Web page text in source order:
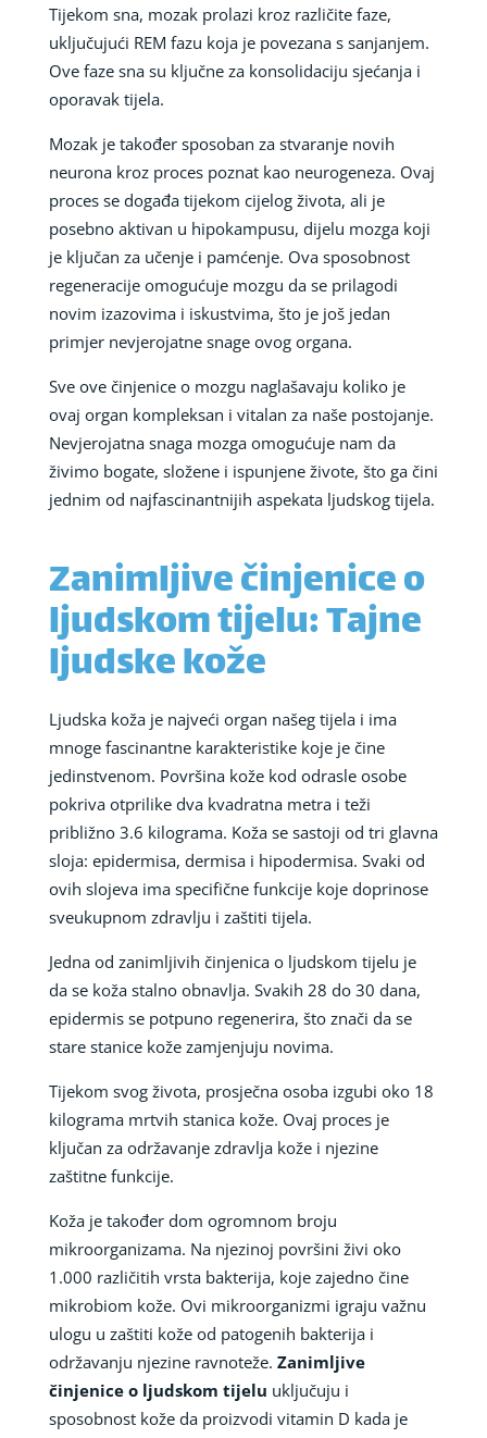
Tijekom sna, mozak prolazi kroz različite faze,
uključujući REM fazu koja je povezana s sanjanjem.
Ove faze sna su ključne za konsolidaciju sjećanja i
oporavak tijela.
Mozak je također sposoban za stvaranje novih
neurona kroz proces poznat kao neurogeneza. Ovaj
proces se događa tijekom cijelog života, ali je
posebno aktivan u hipokampusu, dijelu mozga koji
je ključan za učenje i pamćenje. Ova sposobnost
regeneracije omogućuje mozgu da se prilagodi
novim izazovima i iskustvima, što je još jedan
primjer nevjerojatne snage ovog organa.
Sve ove činjenice o mozgu naglašavaju koliko je
ovaj organ kompleksan i vitalan za naše postojanje.
Nevjerojatna snaga mozga omogućuje nam da
živimo bogate, složene i ispunjene živote, što ga čini
jednim od najfascinantnijih aspekata ljudskog tijela.
Zanimljive činjenice o
ljudskom tijelu: Tajne
ljudske kože
Ljudska koža je najveći organ našeg tijela i ima
mnoge fascinantne karakteristike koje je čine
jedinstvenom. Površina kože kod odrasle osobe
pokriva otprilike dva kvadratna metra i teži
približno 3.6 kilograma. Koža se sastoji od tri glavna
sloja: epidermisa, dermisa i hipodermisa. Svaki od
ovih slojeva ima specifične funkcije koje doprinose
sveukupnom zdravlju i zaštiti tijela.
Jedna od zanimljivih činjenica o ljudskom tijelu je
da se koža stalno obnavlja. Svakih 28 do 30 dana,
epidermis se potpuno regenerira, što znači da se
stare stanice kože zamjenjuju novima.
Tijekom svog života, prosječna osoba izgubi oko 18
kilograma mrtvih stanica kože. Ovaj proces je
ključan za održavanje zdravlja kože i njezine
zaštitne funkcije.
Koža je također dom ogromnom broju
mikroorganizama. Na njezinoj površini živi oko
1.000 različitih vrsta bakterija, koje zajedno čine
mikrobiom kože. Ovi mikroorganizmi igraju važnu
ulogu u zaštiti kože od patogenih bakterija i
održavanju njezine ravnoteže. Zanimljive
činjenice o ljudskom tijelu uključuju i
sposobnost kože da proizvodi vitamin D kada je